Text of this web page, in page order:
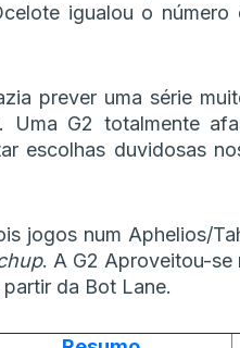
igualou o número
prever uma série
Uma G2 totalmente
escolhas duvidosas
jogos num Aphelios/
. A G2 Aproveitou-se
da Bot Lane.